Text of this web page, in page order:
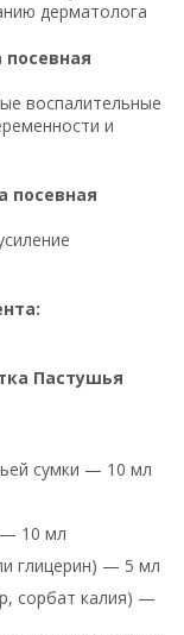
дерматолога
воспалительные
и
посевная
Пастушья
сумки — 10 мл
— 10 мл
глицерин) — 5 мл
сорбат калия) —